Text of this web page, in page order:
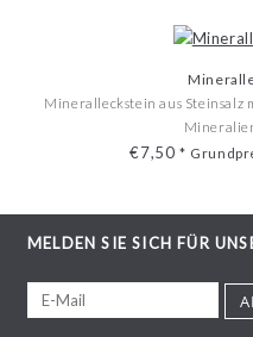
Mineralleckstein aus Steinsalz
€7,50 *
MELDEN SIE SICH FÜR